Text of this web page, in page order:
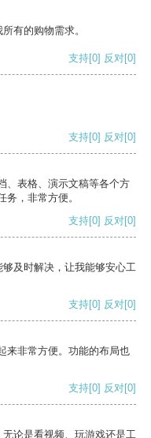
有的购物需求。
支持[0] 反对[0]
支持[0] 反对[0]
、表格、演示文稿等各个方
，非常方便。
支持[0] 反对[0]
及时解决，让我能够安心工
支持[0] 反对[0]
来非常方便。功能的布局也
支持[0] 反对[0]
论是看视频、玩游戏还是工